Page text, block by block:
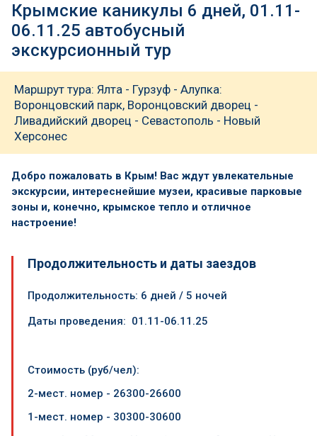
Крымские каникулы 6 дней, 01.11-
06.11.25 автобусный
экскурсионный тур
Маршрут тура: Ялта - Гурзуф - Алупка:
Воронцовский парк, Воронцовский дворец -
Ливадийский дворец - Севастополь - Новый
Херсонес
Добро пожаловать в Крым! Вас ждут увлекательные
экскурсии, интереснейшие музеи, красивые парковые
зоны и, конечно, крымское тепло и отличное
настроение!
Продолжительность и даты заездов
Продолжительность: 6 дней / 5 ночей
Даты проведения: 01.11-06.11.25
Стоимость (руб/чел):
2-мест. номер - 26300-26600
1-мест. номер - 30300-30600